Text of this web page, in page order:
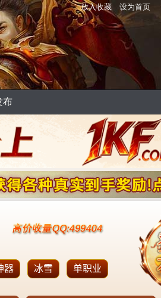
放入收藏 设为首页
布